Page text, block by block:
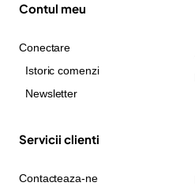
Contul meu
Conectare
Istoric comenzi
Newsletter
Servicii clienti
Contacteaza-ne